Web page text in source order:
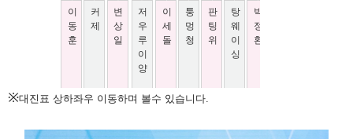
※대진표 상하좌우 이동하며 볼수 있습니다.